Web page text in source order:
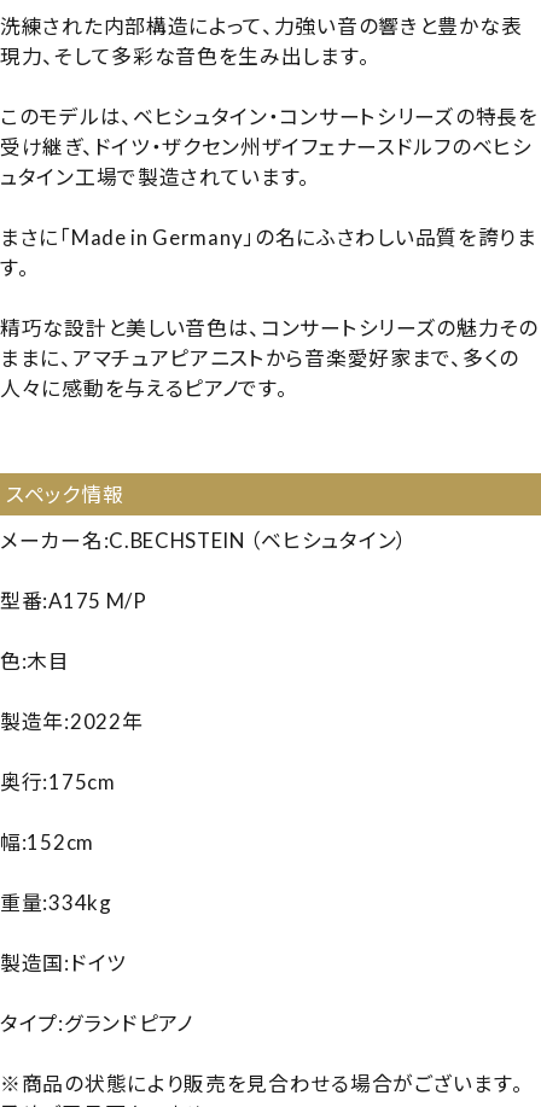
洗練された内部構造によって、力強い音の響きと豊かな表
現力、そして多彩な音色を生み出します。
このモデルは、ベヒシュタイン・コンサートシリーズの特長を
受け継ぎ、ドイツ・ザクセン州ザイフェナースドルフのベヒシ
ュタイン工場で製造されています。
まさに「Made in Germany」の名にふさわしい品質を誇りま
す。
精巧な設計と美しい音色は、コンサートシリーズの魅力その
ままに、アマチュアピアニストから音楽愛好家まで、多くの
人々に感動を与えるピアノです。
スペック情報
メーカー名:C.BECHSTEIN （ベヒシュタイン）
型番:A175 M/P
色:木目
製造年:2022年
奥行:175cm
幅:152cm
重量:334kg
製造国:ドイツ
タイプ:グランドピアノ
※商品の状態により販売を見合わせる場合がございます。